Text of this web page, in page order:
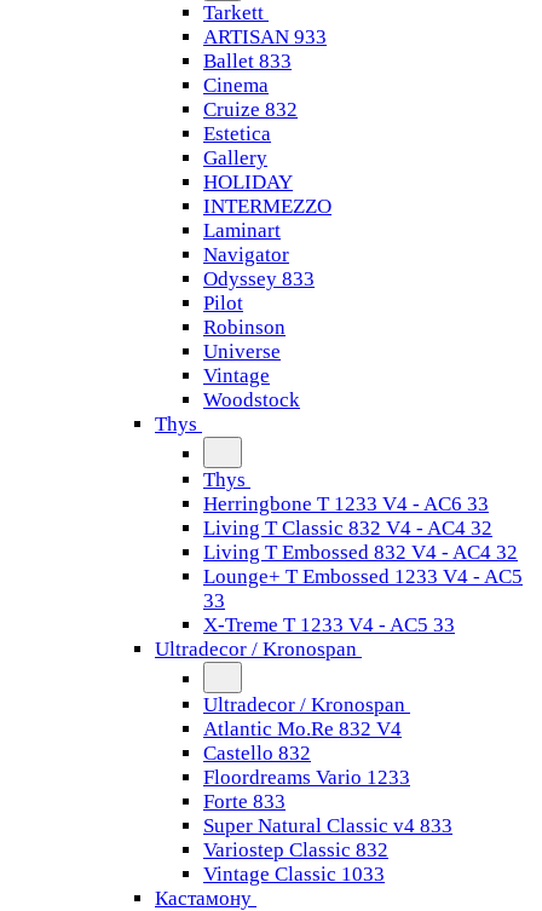
Tarkett
ARTISAN 933
Ballet 833
Cinema
Cruize 832
Estetica
Gallery
HOLIDAY
INTERMEZZO
Laminart
Navigator
Odyssey 833
Pilot
Robinson
Universe
Vintage
Woodstock
Thys
Thys
Herringbone T 1233 V4 - AC6 33
Living T Classic 832 V4 - AC4 32
Living T Embossed 832 V4 - AC4 32
Lounge+ T Embossed 1233 V4 - AC5
33
X-Treme T 1233 V4 - AC5 33
Ultradecor / Kronospan
Ultradecor / Kronospan
Atlantic Mo.Re 832 V4
Castello 832
Floordreams Vario 1233
Forte 833
Super Natural Classic v4 833
Variostep Classic 832
Vintage Classic 1033
Кастамону